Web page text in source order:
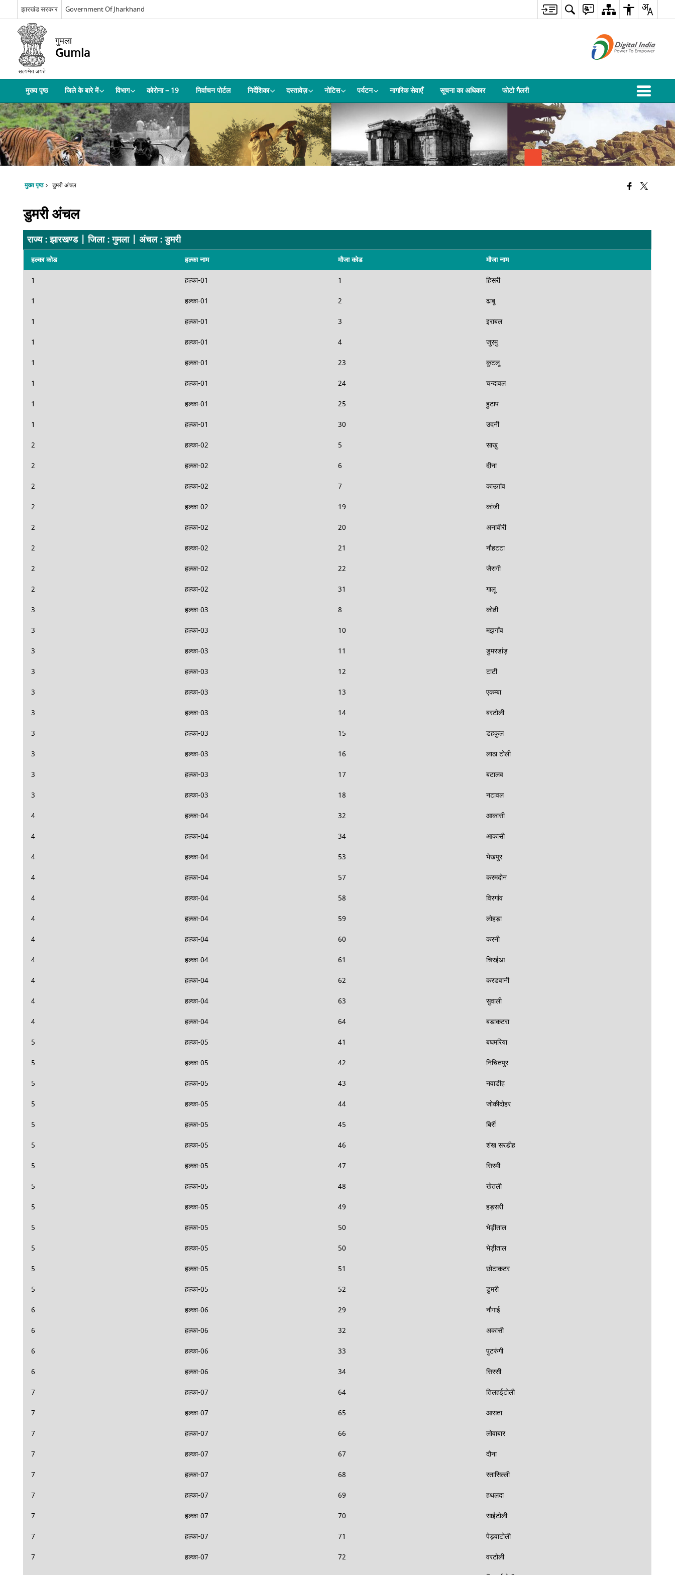
झारखंड सरकार Government Of Jharkhand
गुमला
Gumla
मुख्य पृष्ठ जिले के बारे में विभाग कोरोना – 19 निर्वाचन पोर्टल निर्देशिका दस्तावेज़ नोटिस पर्यटन नागरिक सेवाएँ सूचना का अधिकार फोटो गैलरी
मुख्य पृष्ठ डुमरी अंचल
डुमरी अंचल
राज्य : झारखण्ड | जिला : गुमला | अंचल : डुमरी
हल्का कोड हल्का नाम मौजा कोड
मौजा नाम
1
हल्का-01 1
हिसरी
1
हल्का-01 2
ढाबू
1
हल्का-01 3
इराबल
1
हल्का-01 4
जुरमु
1
हल्का-01 23
कुटलू
1
हल्का-01 24
चन्दावल
1
हल्का-01 25
हुटाप
1
हल्का-01 30
उदनी
2
हल्का-02 5
साखु
2
हल्का-02 6
दीना
2
हल्का-02 7
काउग़ांव
2
हल्का-02 19
कांजी
2
हल्का-02 20
अनावीरी
2
हल्का-02 21
नौहटटा
2
हल्का-02 22
जैरागी
2
हल्का-02 31
गालू
3
हल्का-03 8
कोढी
3
हल्का-03 10
मझगाँव
3
हल्का-03 11
डुमरडांड़
3
हल्का-03 12
टाटी
3
हल्का-03 13
एकम्बा
3
हल्का-03 14
बरटोली
3
हल्का-03 15
डहकुल
3
हल्का-03 16
लाठा टोली
3
हल्का-03 17
बटालव
3
हल्का-03 18
नटावल
4
हल्का-04 32
आकासी
4
हल्का-04 34
आकासी
4
हल्का-04 53
भेखपुर
4
हल्का-04 57
करमदोन
4
हल्का-04 58
विरगांव
4
हल्का-04 59
लोहड़ा
4
हल्का-04 60
करनी
4
हल्का-04 61
चिरईआ
4
हल्का-04 62
करडवानी
4
हल्का-04 63
सुवाली
4
हल्का-04 64
बडाकटरा
5
हल्का-05 41
बघमरिया
5
हल्का-05 42
निचितपुर
5
हल्का-05 43
नवाडीह
5
हल्का-05 44
जोकीदोहर
5
हल्का-05 45
बिर्री
5
हल्का-05 46
शंख सरडीह
5
हल्का-05 47
सिरमी
5
हल्का-05 48
खेतली
5
हल्का-05 49
हड़सरी
5
हल्का-05 50
भेड़ीताल
5
हल्का-05 50
भेड़ीताल
5
हल्का-05 51
छोटाकटर
5
हल्का-05 52
डुमरी
6
हल्का-06 29
नौगाई
6
हल्का-06 32
अकासी
6
हल्का-06 33
पुटरुंगी
6
हल्का-06 34
सिरसी
7
हल्का-07 64
तिलहईटोली
7
हल्का-07 65
आसता
7
हल्का-07 66
लोवाबार
7
हल्का-07 67
दौना
7
हल्का-07 68
रतासिल्ली
7
हल्का-07 69
हथलदा
7
हल्का-07 70
साईटोली
7
हल्का-07 71
पेड़वाटोली
7
हल्का-07 72
वरटोली